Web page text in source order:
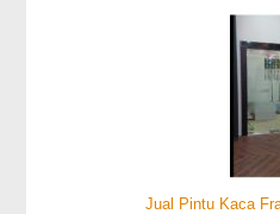
Jual Pintu Kaca